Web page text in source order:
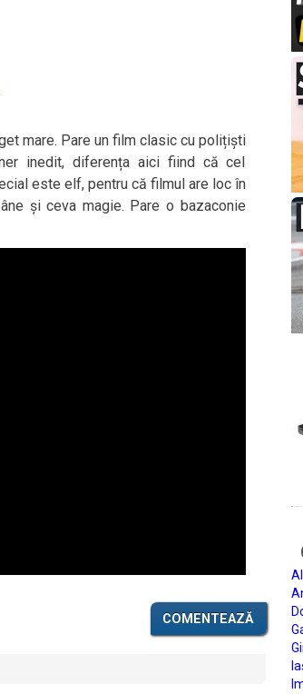
mare. Pare un film clasic cu polițiști
inedit, diferența aici fiind că cel
este elf, pentru că filmul are loc în
și ceva magie. Pare o bazaconie
COMENTEAZĂ